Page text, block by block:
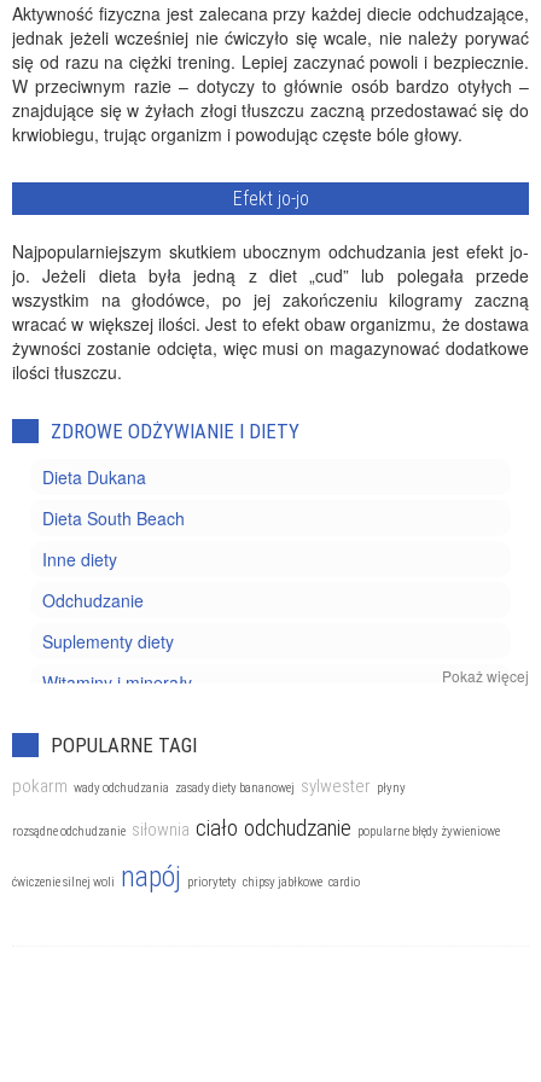
Aktywność fizyczna jest zalecana przy każdej diecie odchudzające,
jednak jeżeli wcześniej nie ćwiczyło się wcale, nie należy porywać
się od razu na ciężki trening. Lepiej zaczynać powoli i bezpiecznie.
W przeciwnym razie – dotyczy to głównie osób bardzo otyłych –
znajdujące się w żyłach złogi tłuszczu zaczną przedostawać się do
krwiobiegu, trując organizm i powodując częste bóle głowy.
Efekt jo-jo
Najpopularniejszym skutkiem ubocznym odchudzania jest efekt jo-
jo. Jeżeli dieta była jedną z diet „cud” lub polegała przede
wszystkim na głodówce, po jej zakończeniu kilogramy zaczną
wracać w większej ilości. Jest to efekt obaw organizmu, że dostawa
żywności zostanie odcięta, więc musi on magazynować dodatkowe
ilości tłuszczu.
ZDROWE ODŻYWIANIE I DIETY
Dieta Dukana
Dieta South Beach
Inne diety
Odchudzanie
Suplementy diety
Witaminy i minerały
Pokaż więcej
POPULARNE TAGI
pokarm wady odchudzania zasady diety bananowej sylwester płyny
rozsądne odchudzanie siłownia ciało odchudzanie popularne błędy żywieniowe
ćwiczenie silnej woli napój priorytety chipsy jabłkowe cardio